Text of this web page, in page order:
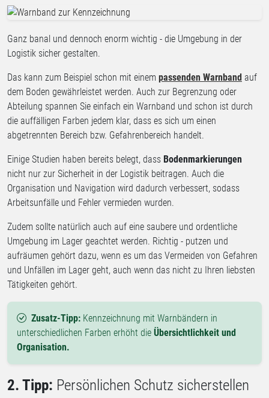
Ganz banal und dennoch enorm wichtig - die Umgebung in der
Logistik sicher gestalten.
Das kann zum Beispiel schon mit einem passenden Warnband auf
dem Boden gewährleistet werden. Auch zur Begrenzung oder
Abteilung spannen Sie einfach ein Warnband und schon ist durch
die auffälligen Farben jedem klar, dass es sich um einen
abgetrennten Bereich bzw. Gefahrenbereich handelt.
Einige Studien haben bereits belegt, dass Bodenmarkierungen
nicht nur zur Sicherheit in der Logistik beitragen. Auch die
Organisation und Navigation wird dadurch verbessert, sodass
Arbeitsunfälle und Fehler vermieden wurden.
Zudem sollte natürlich auch auf eine saubere und ordentliche
Umgebung im Lager geachtet werden. Richtig - putzen und
aufräumen gehört dazu, wenn es um das Vermeiden von Gefahren
und Unfällen im Lager geht, auch wenn das nicht zu Ihren liebsten
Tätigkeiten gehört.
Zusatz-Tipp: Kennzeichnung mit Warnbändern in
unterschiedlichen Farben erhöht die Übersichtlichkeit und
Organisation.
2. Tipp: Persönlichen Schutz sicherstellen